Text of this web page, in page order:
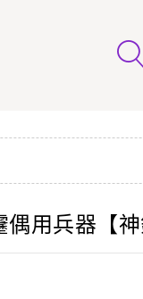
偶用兵器【神